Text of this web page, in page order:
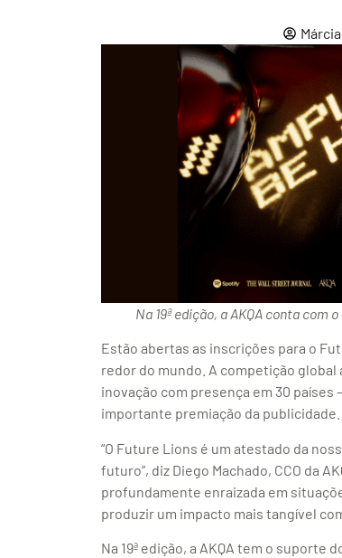
Na 19ª edição, a AKQA conta
Estão abertas as inscrições para o
redor do mundo. A competição global
inovação com presença em 30
importante premiação da publicidade.
“O Future Lions é um atestado da
futuro”, diz Diego Machado, CCO da
profundamente enraizada em
produzir um impacto mais tangível
Na 19ª edição, a AKQA tem o